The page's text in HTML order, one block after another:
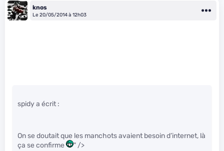
knos
Le 20/05/2014 à 12h03
spidy a écrit :
On se doutait que les manchots avaient besoin d’internet, là
ça se confirme
" />